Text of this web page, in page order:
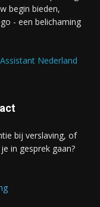
begin bieden,
- een belichaming
Nederland
bij verslaving, of
in gesprek gaan?